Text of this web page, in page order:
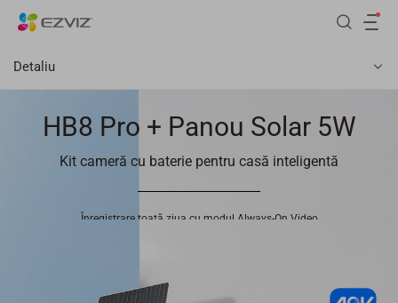
Detaliu
HB8 Pro + Panou Solar 5W
Kit cameră cu baterie pentru casă inteligentă
Înregistrare toată ziua cu modul Always-On Video